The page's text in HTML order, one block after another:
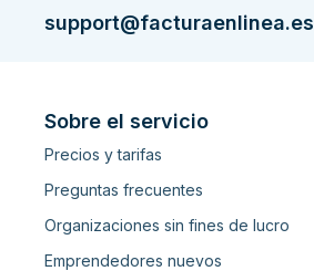
support@facturaenlinea.es
Sobre el servicio
Precios y tarifas
Preguntas frecuentes
Organizaciones sin fines de lucro
Emprendedores nuevos